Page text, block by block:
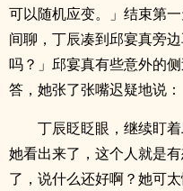
可以随机应变。」结束第
间聊，丁辰凑到邱宴真旁
吗？」邱宴真有些意外的
答，她张了张嘴迟疑地说：
丁辰眨眨眼，继续盯
她看出来了，这个人就是
了，说什么还好啊？她可